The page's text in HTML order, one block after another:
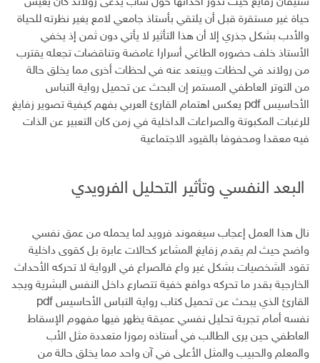
حياة غير مستقرة قبل أن يلتقي بأستاذ جامعي لامع يغير نظرته للحياة
والأدب بشكل جذري إلا أن هذا التأثير لا يأتي دون ثمن إذ يخفي
الأستاذ خلف حضوره الطاغي أسرارا غامضة وتناقضات تجعله يقترب
من رولاند في لحظات ويبتعد عنه في لحظات أخرى مما يخلق حالة
من التوتر العاطفي المستمر إن البحث عن تحميل رواية التباس
الأحاسيس pdf يعكس اهتمام القارئ العربي بفهم كيفية تصوير زفايغ
للرغبات المكبوتة والصراعات الداخلية في زمن كان التعبير عن الذات
فيه معقدا ومحفوفا بالقيود الاجتماعية
البعد النفسي وتأثير التحليل الفرويدي
نال هذا العمل إعجاب سيغموند فرويد لما يحمله من عمق نفسي
واضح حيث لم يقدم زفايغ المشاعر كحالات عابرة بل كقوى داخلية
تقود الشخصيات بشكل غير واع فالصراع في الرواية لا تحركه الأحداث
الخارجية بقدر ما تحركه دوافع خفية تتصارع داخل النفس البشرية ويجد
القارئ الذي يبحث عن تحميل كتاب رواية التباس الأحاسيس pdf
نفسه أمام تجربة تحليل نفسي عميقة يظهر فيها مفهوم الإسقاط
العاطفي حين يرى الطالب في أستاذه رموزا متعددة مثل الأب
والمعلم والحبيب والمثل الأعلى في آن واحد مما يخلق حالة من